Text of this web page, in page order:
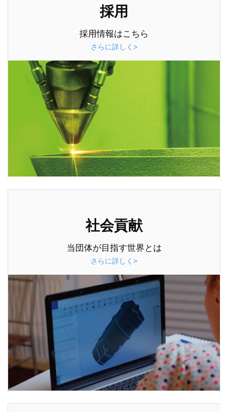
採用
採用情報はこちら
さらに詳しく>
社会貢献
当団体が目指す世界とは
さらに詳しく>